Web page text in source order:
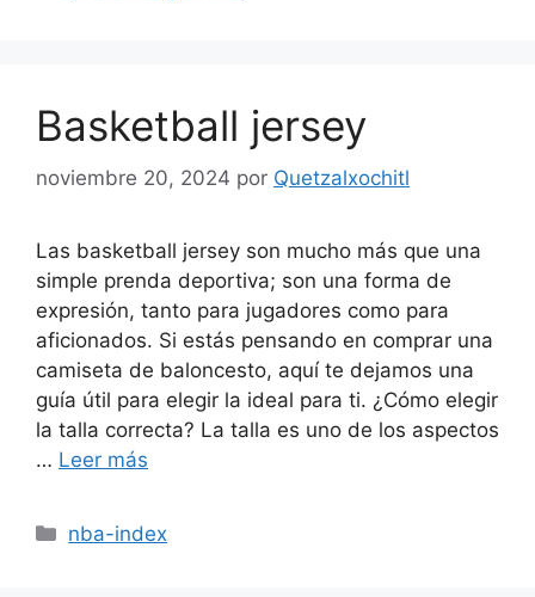
Basketball jersey
noviembre 20, 2024 por Quetzalxochitl
Las basketball jersey son mucho más que una
simple prenda deportiva; son una forma de
expresión, tanto para jugadores como para
aficionados. Si estás pensando en comprar una
camiseta de baloncesto, aquí te dejamos una
guía útil para elegir la ideal para ti. ¿Cómo elegir
la talla correcta? La talla es uno de los aspectos
… Leer más
Categorías
nba-index